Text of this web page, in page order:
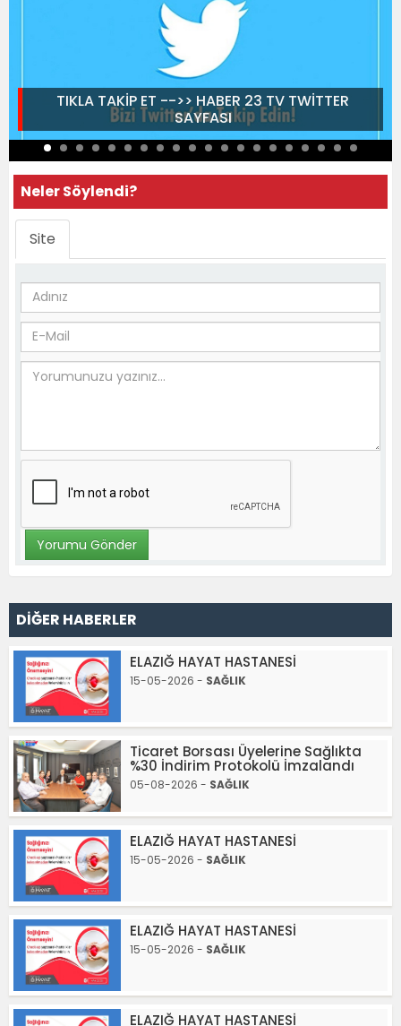
TIKLA TAKİP ET -->> HABER 23 TV TWİTTER
SAYFASI
Neler Söylendi?
Site
DİĞER HABERLER
ELAZIĞ HAYAT HASTANESİ
15-05-2026 - SAĞLIK
Ticaret Borsası Üyelerine Sağlıkta
%30 İndirim Protokolü İmzalandı
05-08-2026 - SAĞLIK
ELAZIĞ HAYAT HASTANESİ
15-05-2026 - SAĞLIK
ELAZIĞ HAYAT HASTANESİ
15-05-2026 - SAĞLIK
ELAZIĞ HAYAT HASTANESİ